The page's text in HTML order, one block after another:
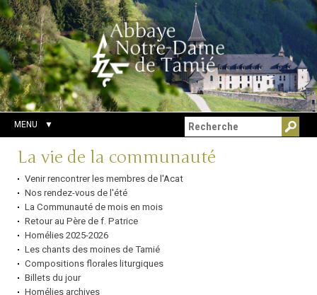
Aller
au
contenu.
|
Aller
à
la
navigation
Outils
personnels
Chercher par
Recherche
avancée…
MENU
Navigation
La vie de la communauté
Venir rencontrer les membres de l'Acat
Nos rendez-vous de l'été
La Communauté de mois en mois
Retour au Père de f. Patrice
Homélies 2025-2026
Les chants des moines de Tamié
Compositions florales liturgiques
Billets du jour
Homélies archives